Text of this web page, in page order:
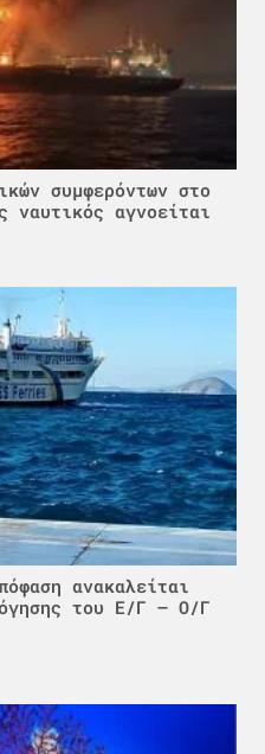
συμφερόντων στο
αγνοείται
ανακαλείται
του Ε/Γ – Ο/Γ